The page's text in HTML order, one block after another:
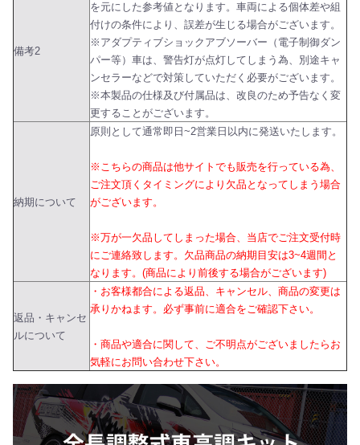
備考2
を元にした参考値となります。車両による個体差や組
付けの条件により、誤差が生じる場合がございます。
※アダプティブショックアブソーバー（電子制御ダン
パー等）車は、警告灯が点灯してしまう為、別途キャ
ンセラーなどで対策していただく必要がございます。
※本製品の仕様及び付属品は、改良のため予告なく変
更することがございます。
納期について
原則として通常即日~2営業日以内に発送いたします。
※こちらの商品は他サイトでも販売を行っている為、
ご注文頂くタイミングにより欠品となってしまう場合
がございます。
※万が一欠品してしまった場合、当店でご注文受付時
にご連絡致します。欠品商品の納期目安は3~4週間と
なります。(商品により前後する場合がございます)
返品・キャンセ
ルについて
・お客様都合による返品、キャンセル、商品の変更は
承りかねます。必ず事前に適合をご確認下さい。
・商品や適合に関して、ご不明点がございましたらお
気軽にお問い合わせ下さい。